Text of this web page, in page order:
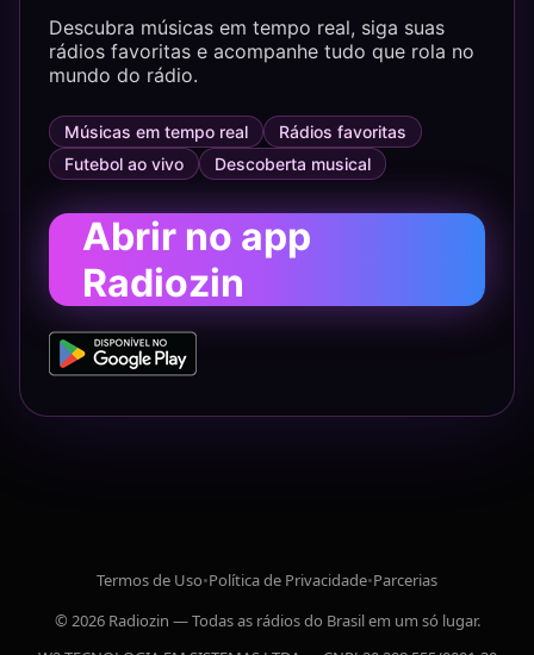
Descubra músicas em tempo real, siga suas
rádios favoritas e acompanhe tudo que rola no
mundo do rádio.
Músicas em tempo real
Rádios favoritas
Futebol ao vivo
Descoberta musical
Abrir no app
Radiozin
Termos de Uso•Política de Privacidade•Parcerias
© 2026 Radiozin — Todas as rádios do Brasil em um só lugar.